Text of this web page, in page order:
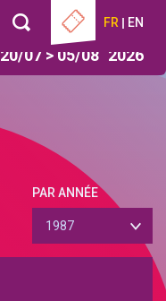
FR EN
2026
20/07 > 05/08
PAR ANNÉE
1987